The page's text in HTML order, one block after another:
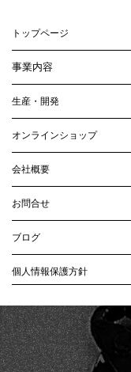
トップページ
事業内容
生産・開発
オンラインショップ
会社概要
お問合せ
ブログ
個人情報保護方針